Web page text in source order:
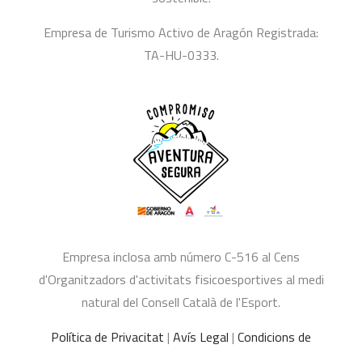
Empresa de Turismo Activo de Aragón Registrada:
TA-HU-0333.
Empresa inclosa amb número C-516 al Cens
d'Organitzadors d'activitats fisicoesportives al medi
natural del Consell Català de l'Esport.
Política de Privacitat | Avís Legal | Condicions de